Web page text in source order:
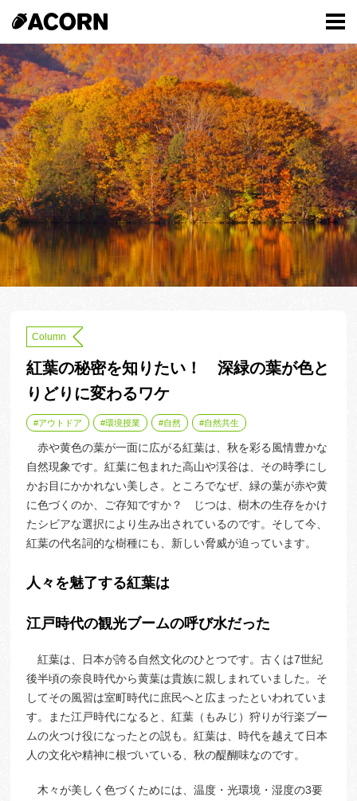
Column
紅葉の秘密を知りたい！ 深緑の葉が色と
りどりに変わるワケ
アウトドア 環境授業 自然 自然共生
赤や黄色の葉が一面に広がる紅葉は、秋を彩る風情豊かな
自然現象です。紅葉に包まれた高山や渓谷は、その時季にし
かお目にかかれない美しさ。ところでなぜ、緑の葉が赤や黄
に色づくのか、ご存知ですか？ じつは、樹木の生存をかけ
たシビアな選択により生み出されているのです。そして今、
紅葉の代名詞的な樹種にも、新しい脅威が迫っています。
人々を魅了する紅葉は
江戸時代の観光ブームの呼び水だった
紅葉は、日本が誇る自然文化のひとつです。古くは7世紀
後半頃の奈良時代から黄葉は貴族に親しまれていました。そ
してその風習は室町時代に庶民へと広まったといわれていま
す。また江戸時代になると、紅葉（もみじ）狩りが行楽ブー
ムの火つけ役になったとの説も。紅葉は、時代を越えて日本
人の文化や精神に根づいている、秋の醍醐味なのです。
木々が美しく色づくためには、温度・光環境・湿度の3要